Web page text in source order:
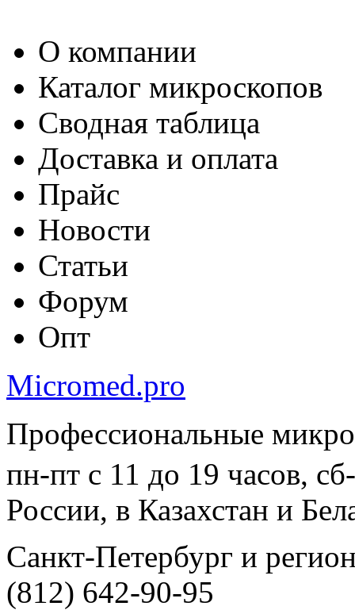
О компании
Каталог микроскопов
Сводная таблица
Доставка и оплата
Прайс
Новости
Статьи
Форум
Опт
Micromed.pro
Профессиональные
пн-пт с 11 до 19 часов,
России, в Казахстан и
Санкт-Петербург и
(812) 642-90-95